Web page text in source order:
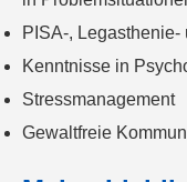
PISA-,
Kenntnisse in
Stressmanagement
Gewaltfreie